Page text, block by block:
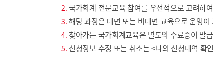
국가회계 전문교육 참여를 우선적으로 고려하
해당 과정은 대면 또는 비대면 교육으로 운영
찾아가는 국가회계교육은 별도의 수료증이 발
신청정보 수정 또는 취소는 <나의 신청내역 확